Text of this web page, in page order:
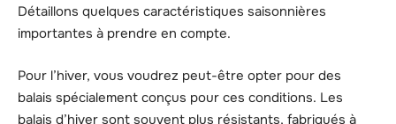
Détaillons quelques caractéristiques saisonnières
importantes à prendre en compte.
Pour l’hiver, vous voudrez peut-être opter pour des
balais spécialement conçus pour ces conditions. Les
balais d’hiver sont souvent plus résistants, fabriqués à